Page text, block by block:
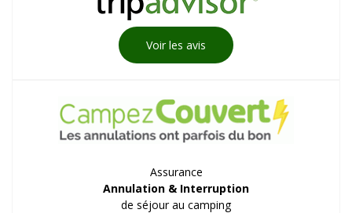
Voir les avis
Assurance
Annulation & Interruption
de séjour au camping